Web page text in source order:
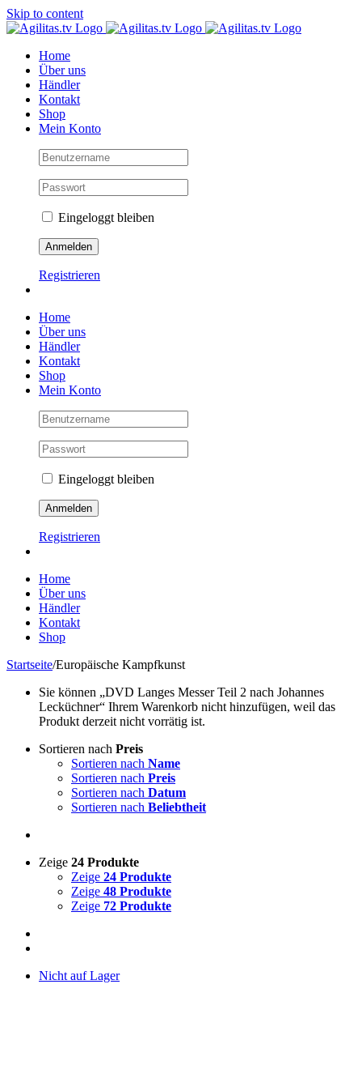
Skip to content
Home
Über uns
Händler
Kontakt
Shop
Mein Konto
Eingeloggt bleiben
Registrieren
Home
Über uns
Händler
Kontakt
Shop
Mein Konto
Eingeloggt bleiben
Registrieren
Home
Über uns
Händler
Kontakt
Shop
Startseite/Europäische Kampfkunst
Sie können „DVD Langes Messer Teil 2 nach Johannes
Lecküchner“ Ihrem Warenkorb nicht hinzufügen, weil das
Produkt derzeit nicht vorrätig ist.
Sortieren nach Preis
Sortieren nach Name
Sortieren nach Preis
Sortieren nach Datum
Sortieren nach Beliebtheit
Zeige 24 Produkte
Zeige 24 Produkte
Zeige 48 Produkte
Zeige 72 Produkte
Nicht auf Lager